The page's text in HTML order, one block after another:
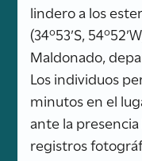
lindero a los
(34º53’S,
Maldonado,
Los individuos
minutos en el
ante la
registros